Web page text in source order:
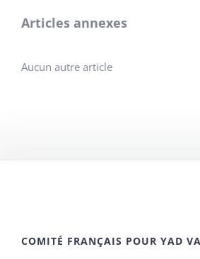
Articles annexes
Aucun autre article
COMITÉ FRANÇAIS POUR YAD